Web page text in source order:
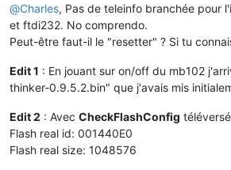
@Charles, Pas de teleinfo branchée pour
et ftdi232. No comprendo.
Peut-être faut-il le "resetter" ? Si tu
Edit 1 : En jouant sur on/off du mb102
thinker-0.9.5.2.bin" que j'avais mis
Edit 2 : Avec CheckFlashConfig
Flash real id: 001440E0
Flash real size: 1048576